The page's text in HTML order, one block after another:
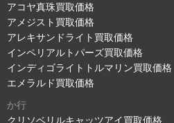
アコヤ真珠買取価格
アメジスト買取価格
アレキサンドライト買取価格
インペリアルトパーズ買取価格
インディゴライトトルマリン買取価格
エメラルド買取価格
か行
クリソベリルキャッツアイ買取価格